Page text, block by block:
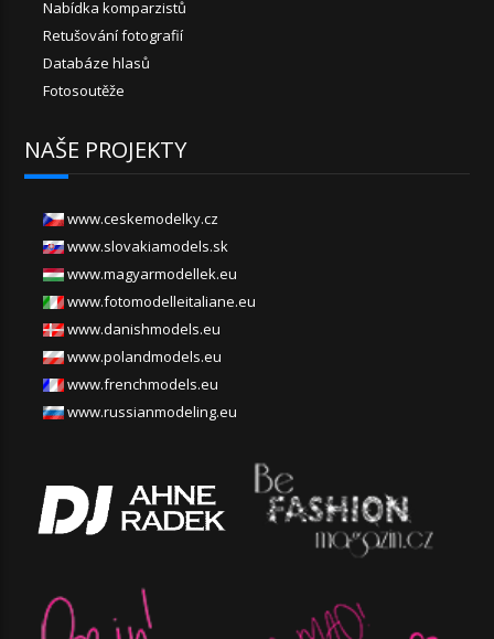
Nabídka komparzistů
Retušování fotografií
Databáze hlasů
Fotosoutěže
NAŠE PROJEKTY
www.ceskemodelky.cz
www.slovakiamodels.sk
www.magyarmodellek.eu
www.fotomodelleitaliane.eu
www.danishmodels.eu
www.polandmodels.eu
www.frenchmodels.eu
www.russianmodeling.eu